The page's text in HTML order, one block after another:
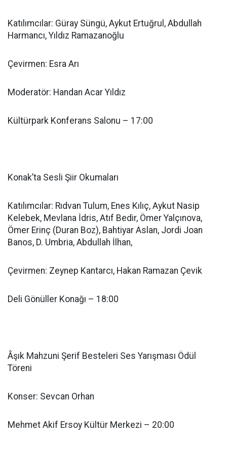
Katılımcılar: Güray Süngü, Aykut Ertuğrul, Abdullah
Harmancı, Yıldız Ramazanoğlu
Çevirmen: Esra Arı
Moderatör: Handan Acar Yıldız
Kültürpark Konferans Salonu – 17:00
Konak’ta Sesli Şiir Okumaları
Katılımcılar: Rıdvan Tulum, Enes Kılıç, Aykut Nasip
Kelebek, Mevlana İdris, Atıf Bedir, Ömer Yalçınova,
Ömer Erinç (Duran Boz), Bahtiyar Aslan, Jordi Joan
Banos, D. Umbria, Abdullah İlhan,
Çevirmen: Zeynep Kantarcı, Hakan Ramazan Çevik
Deli Gönüller Konağı – 18:00
Âşık Mahzuni Şerif Besteleri Ses Yarışması Ödül
Töreni
Konser: Sevcan Orhan
Mehmet Akif Ersoy Kültür Merkezi – 20:00